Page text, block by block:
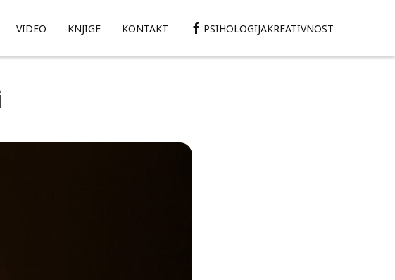
VIDEO KNJIGE KONTAKT PSIHOLOGIJAKREATIVNOST